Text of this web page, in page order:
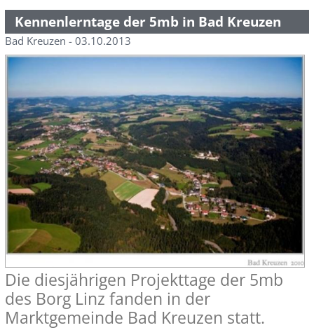
Kennenlerntage der 5mb in Bad Kreuzen
Bad Kreuzen - 03.10.2013
Die diesjährigen Projekttage der 5mb
des Borg Linz fanden in der
Marktgemeinde Bad Kreuzen statt.